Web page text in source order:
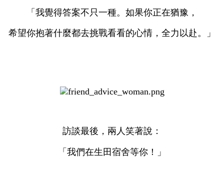
「我覺得答案不只一種。如果你正在猶豫，
希望你抱著什麼都去挑戰看看的心情，全力以赴。」
訪談最後，兩人笑著說：
「我們在生田宿舍等你！」